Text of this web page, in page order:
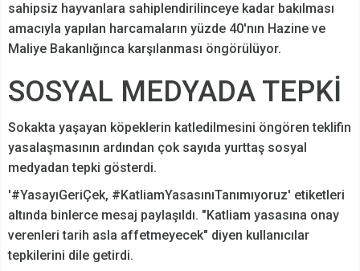
sahipsiz hayvanlara sahiplendirilinceye kadar bakılması
amacıyla yapılan harcamaların yüzde 40'nın Hazine ve
Maliye Bakanlığınca karşılanması öngörülüyor.
SOSYAL MEDYADA TEPKİ
Sokakta yaşayan köpeklerin katledilmesini öngören teklifin
yasalaşmasının ardından çok sayıda yurttaş sosyal
medyadan tepki gösterdi.
'#YasayıGeriÇek, #KatliamYasasınıTanımıyoruz' etiketleri
altında binlerce mesaj paylaşıldı. "Katliam yasasına onay
verenleri tarih asla affetmeyecek" diyen kullanıcılar
tepkilerini dile getirdi.